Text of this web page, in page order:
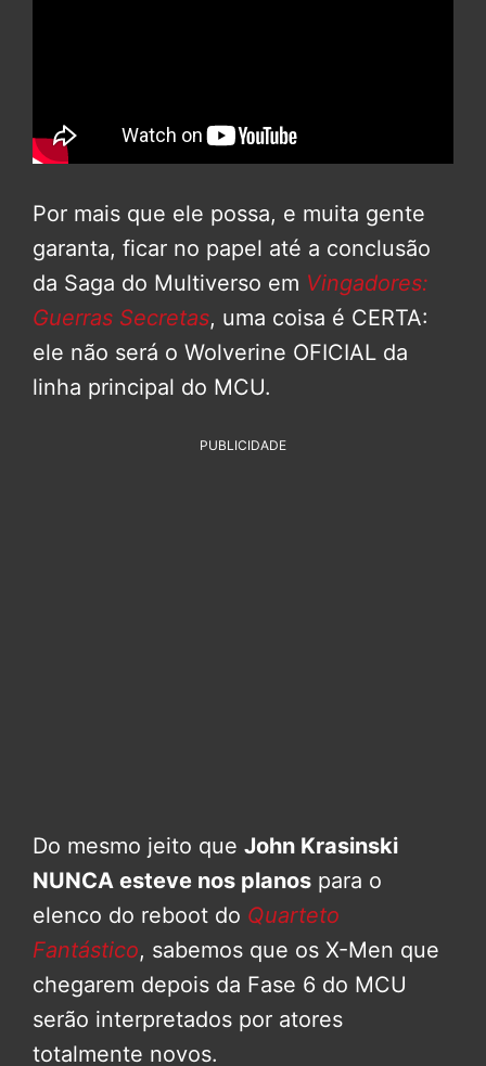
Por mais que ele possa, e muita gente
garanta, ficar no papel até a conclusão
da Saga do Multiverso em Vingadores:
Guerras Secretas, uma coisa é CERTA:
ele não será o Wolverine OFICIAL da
linha principal do MCU.
PUBLICIDADE
Do mesmo jeito que John Krasinski
NUNCA esteve nos planos para o
elenco do reboot do Quarteto
Fantástico, sabemos que os X-Men que
chegarem depois da Fase 6 do MCU
serão interpretados por atores
totalmente novos.